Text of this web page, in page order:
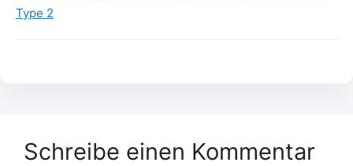
Type 2
Schreibe einen Kommentar